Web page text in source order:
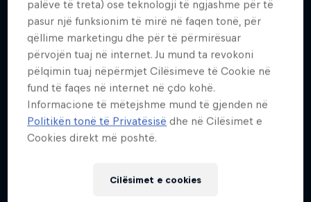
palëve të treta) ose teknologji të ngjashme për të
pasur një funksionim të mirë në faqen tonë, për
qëllime marketingu dhe për të përmirësuar
përvojën tuaj në internet. Ju mund ta revokoni
pëlqimin tuaj nëpërmjet Cilësimeve të Cookie në
fund të faqes në internet në çdo kohë.
Informacione të mëtejshme mund të gjenden në
Politikën tonë të Privatësisë dhe në Cilësimet e
Cookies direkt më poshtë.
Cilësimet e cookies